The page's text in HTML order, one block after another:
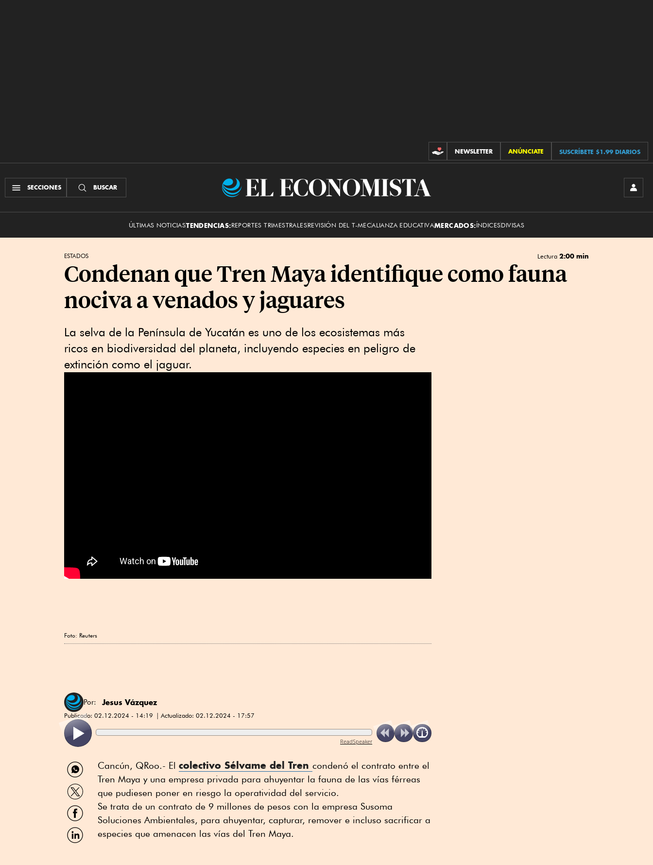
CONTRIBUCIONES
NEWSLETTER ANÚNCIATE SUSCRÍBETE $1.99 DIARIOS
SECCIONES BUSCAR
El
ÚLTIMAS NOTICIASTENDENCIAS:REPORTES TRIMESTRALESREVISIÓN DEL T-MECALIANZA EDUCATIVAMERCADOS:ÍNDICESDIVISAS
ESTADOS Lectura 2:00 min
Condenan que Tren Maya identifique como fauna
nociva a venados y jaguares
La selva de la Península de Yucatán es uno de los ecosistemas más
ricos en biodiversidad del planeta, incluyendo especies en peligro de
extinción como el jaguar.
Foto: Reuters
Por: Jesus Vázquez
Publicado: 02.12.2024 - 14:19 Actualizado: 02.12.2024 - 17:57
ReadSpeaker
Compartir
por
WhatsApp
Compartir
por
Twitter
Compartir
por
Facebook
Compartir
por
Cancún, QRoo.- El colectivo Sélvame del Tren condenó el contrato entre el
Tren Maya y una empresa privada para ahuyentar la fauna de las vías férreas
que pudiesen poner en riesgo la operatividad del servicio.
Se trata de un contrato de 9 millones de pesos con la empresa Susoma
Soluciones Ambientales, para ahuyentar, capturar, remover e incluso sacrificar a
especies que amenacen las vías del Tren Maya.